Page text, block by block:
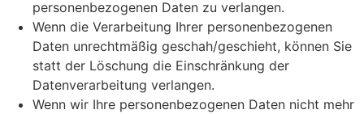
personenbezogenen Daten zu verlangen.
Wenn die Verarbeitung Ihrer personenbezogenen
Daten unrechtmäßig geschah/geschieht, können Sie
statt der Löschung die Einschränkung der
Datenverarbeitung verlangen.
Wenn wir Ihre personenbezogenen Daten nicht mehr